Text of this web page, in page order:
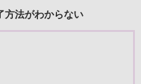
方法がわからない